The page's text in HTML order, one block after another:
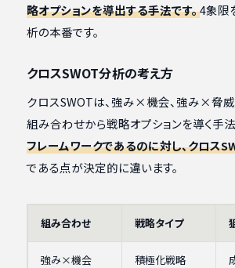
略オプションを導出する手法です。4象限
析の本番です。
クロスSWOT分析の考え方
クロスSWOTは、強み×機会、強み×脅
組み合わせから戦略オプションを導く手法
フレームワークであるのに対し、クロス
である点が決定的に違います。
組み合わせ 戦略タイプ
強み×機会 積極化戦略